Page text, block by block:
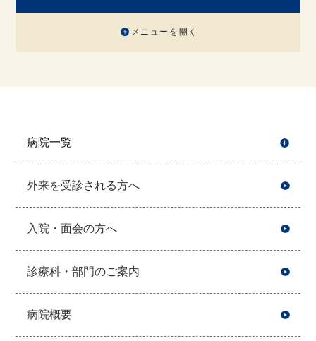
メニューを開く
病院一覧
外来を受診される方へ
入院・面会の方へ
診療科・部門のご案内
病院概要